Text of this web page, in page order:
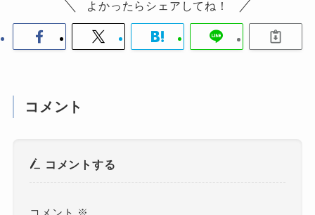
よかったらシェアしてね！
コメント
コメントする